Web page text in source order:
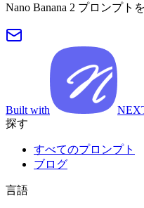
Nano Banana 2 プロンプト
Built with
探す
すべてのプロンプト
ブログ
言語